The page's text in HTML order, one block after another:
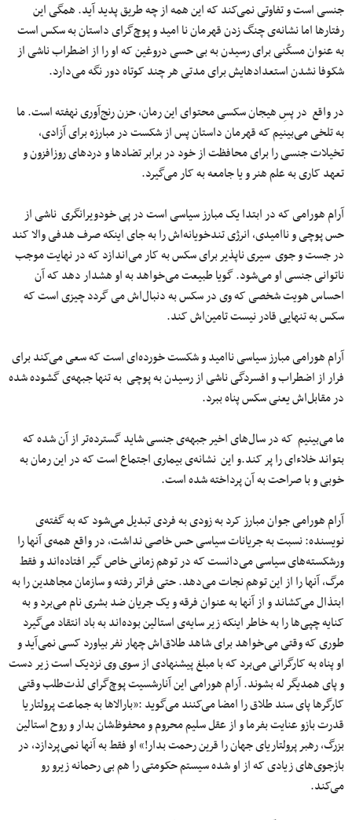
جنسی است و تفاوتی نمی‌کند که این همه از چه طریق پدید آید. همگی این
رفتارها اما نشانه‌ی چنگ زدن قهرمان نا امید و پوچ‌گرای داستان به سکس است
به عنوان مسکّنی برای رسیدن به بی حسی دروغین که او را از اضطراب ناشی از
شکوفا نشدن استعدادهایش برای مدتی هر چند کوتاه دور نگه می‌دارد.
در واقع در پسِ هیجان سکسی محتوای این رمان، حزن رنج‌آوری نهفته است. ما
به تلخی می‌بینیم که قهرمان داستان پس از شکست در مبارزه برای آزادی،
تخیلات جنسی را برای محافظت از خود در برابر تضادها و دردهای روزافزون و
تعهد کاری به علم هنر و یا جامعه به کار می‌گیرد.
آرام هورامی که در ابتدا یک مبارز سیاسی است در پی خودویرانگری ناشی از
حس پوچی و ناامیدی، انرژی تندخویانه‌اش را به جای اینکه صرف هدفی والا کند
در جست و جوی سیری ناپذیر برای سکس به کار می‌اندازد که در نهایت موجب
ناتوانی جنسی او می‌شود. گویا طبیعت می‌خواهد به او هشدار دهد که آن
احساس هویت شخصی که وی در سکس به دنبال‌اش می گردد چیزی است که
سکس به تنهایی قادر نیست تامین‌اش کند.
آرام هورامی مبارز سیاسی ناامید و شکست خورده‌ای است که سعی می‌کند برای
فرار از اضطراب و افسردگی ناشی از رسیدن به پوچی به تنها جبهه‌ی گشوده شده
در مقابل‌اش یعنی سکس پناه ببرد.
ما می‌بینیم که در سال‌های اخیر جبهه‌ی جنسی شاید گسترده‌تر از آن شده که
بتواند خلاءای را پر کند.و این نشانه‌ی بیماری اجتماع است که در این رمان به
خوبی و با صراحت به آن پرداخته شده است.
آرام هورامی جوان مبارز کرد به زودی به فردی تبدیل می‌شود که به گفته‌ی
نویسنده: نسبت به جریانات سیاسی حس خاصی نداشت، در واقع همه‌ی آنها را
ورشکسته‌های سیاسی می‌دانست که در توهم زمانی خاص گیر افتاده‌اند و فقط
مرگ، آنها را از این توهم نجات می‌دهد. حتی فراتر رفته و سازمان مجاهدین را به
ابتذال می‌کشاند و از آنها به عنوان فرقه و یک جریان ضد بشری نام می‌برد و به
کنایه چپی‌ها را به خاطر اینکه زیر سایه‌ی استالین بوده‌اند به باد انتقاد می‌گیرد
طوری که وقتی می‌خواهد برای شاهد طلاق‌اش چهار نفر بیاورد کسی نمی‌آید و
او پناه به کارگرانی می‌برد که با مبلغ پیشنهادی از سوی وی نزدیک است زیر دست
و پای همدیگر له بشوند. آرام هورامی این آنارشسیت پوچ‌گرای لذت‌طلب وقتی
کارگرها پای سند طلاق را امضا می‌کنند می‌گوید :«بارالاها به جماعت پرولتاریا
قدرت بازو عنایت بفرما و از عقل سلیم محروم و محفوظ‌شان بدار و روح استالین
بزرگ، رهبر پرولتاریای جهان را قرین رحمت بدار!» او فقط به آنها نمی‌پردازد، در
بازجوی‌های زیادی که از او شده سیستم حکومتی را هم بی رحمانه زیرو رو
می‌کند.